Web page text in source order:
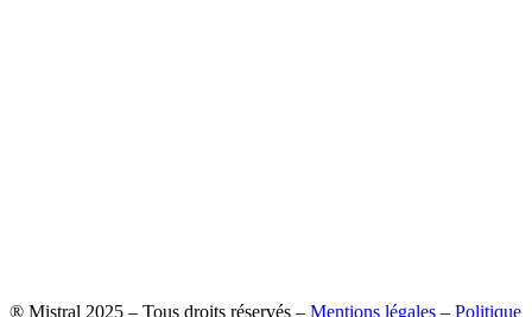
® Mistral 2025 – Tous droits réservés – Mentions légales – Politique